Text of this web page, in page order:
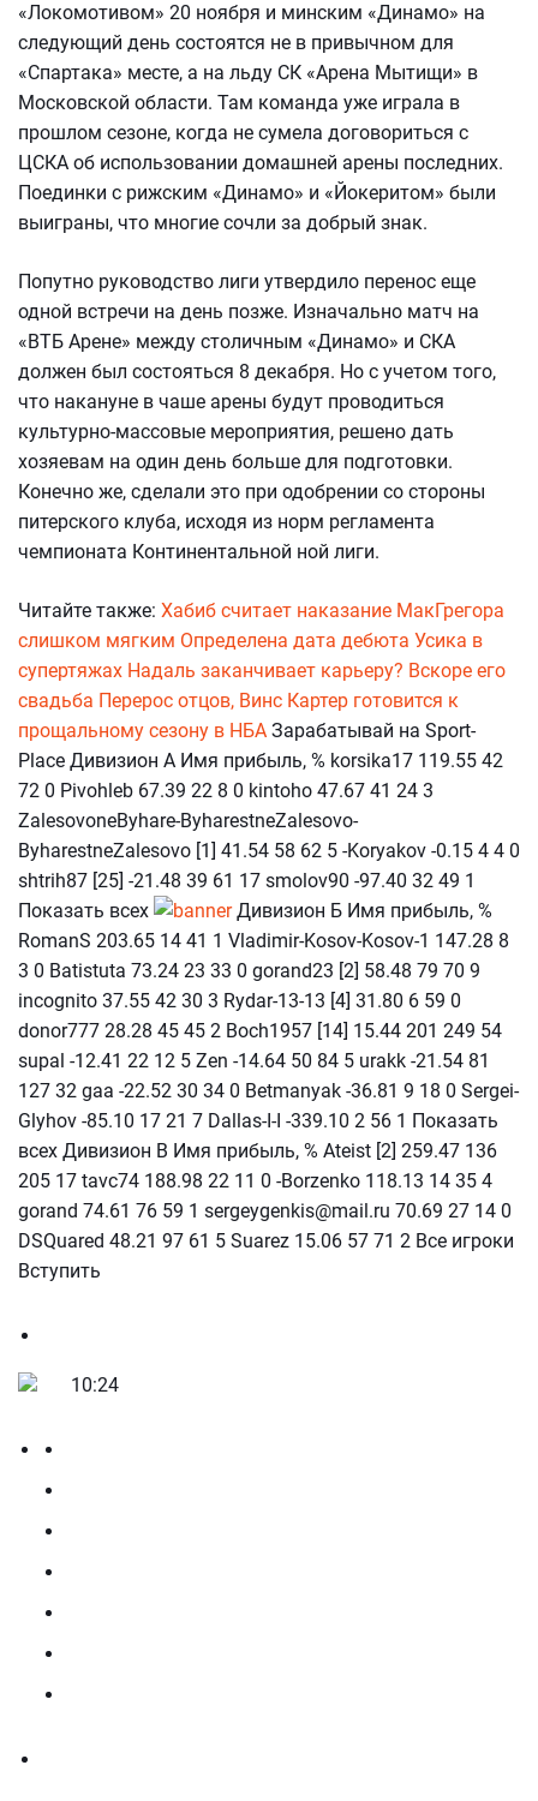
«Локомотивом» 20 ноября и минским «Динамо» на
следующий день состоятся не в привычном для
«Спартака» месте, а на льду СК «Арена Мытищи» в
Московской области. Там команда уже играла в
прошлом сезоне, когда не сумела договориться с
ЦСКА об использовании домашней арены последних.
Поединки с рижским «Динамо» и «Йокеритом» были
выиграны, что многие сочли за добрый знак.
Попутно руководство лиги утвердило перенос еще
одной встречи на день позже. Изначально матч на
«ВТБ Арене» между столичным «Динамо» и СКА
должен был состояться 8 декабря. Но с учетом того,
что накануне в чаше арены будут проводиться
культурно-массовые мероприятия, решено дать
хозяевам на один день больше для подготовки.
Конечно же, сделали это при одобрении со стороны
питерского клуба, исходя из норм регламента
чемпионата Континентальной ной лиги.
Читайте также: Хабиб считает наказание МакГрегора
слишком мягким Определена дата дебюта Усика в
супертяжах Надаль заканчивает карьеру? Вскоре его
свадьба Перерос отцов, Винс Картер готовится к
прощальному сезону в НБА Зарабатывай на Sport-
Place Дивизион А Имя прибыль, % korsika17 119.55 42
72 0 Pivohleb 67.39 22 8 0 kintoho 47.67 41 24 3
ZalesovoneByhare-ByharestneZalesovo-
ByharestneZalesovo [1] 41.54 58 62 5 -Koryakov -0.15 4 4 0
shtrih87 [25] -21.48 39 61 17 smolov90 -97.40 32 49 1
Показать всех
Дивизион Б Имя прибыль, %
RomanS 203.65 14 41 1 Vladimir-Kosov-Kosov-1 147.28 8
3 0 Batistuta 73.24 23 33 0 gorand23 [2] 58.48 79 70 9
incognito 37.55 42 30 3 Rydar-13-13 [4] 31.80 6 59 0
donor777 28.28 45 45 2 Boch1957 [14] 15.44 201 249 54
supal -12.41 22 12 5 Zen -14.64 50 84 5 urakk -21.54 81
127 32 gaa -22.52 30 34 0 Betmanyak -36.81 9 18 0 Sergei-
Glyhov -85.10 17 21 7 Dallas-I-I -339.10 2 56 1 Показать
всех Дивизион В Имя прибыль, % Ateist [2] 259.47 136
205 17 tavc74 188.98 22 11 0 -Borzenko 118.13 14 35 4
gorand 74.61 76 59 1 sergeygenkis@mail.ru 70.69 27 14 0
DSQuared 48.21 97 61 5 Suarez 15.06 57 71 2 Все игроки
Вступить
10:24